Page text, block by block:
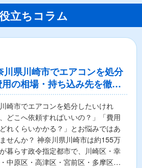
立ちコラム
川県川崎市でエアコンを処分
の相場・持ち込み先を徹底
川崎市でエアコンを処分したいけれ
どこへ依頼すればいいの？」「費用
れくらいかかる？」とお悩みではあ
せんか？ 神奈川県川崎市は約155万
暮らす政令指定都市で、川崎区・幸
中原区・高津区・宮前区・多摩区・